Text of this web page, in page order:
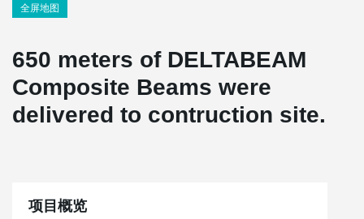
全屏地图
650 meters of DELTABEAM
Composite Beams were
delivered to contruction site.
项目概览